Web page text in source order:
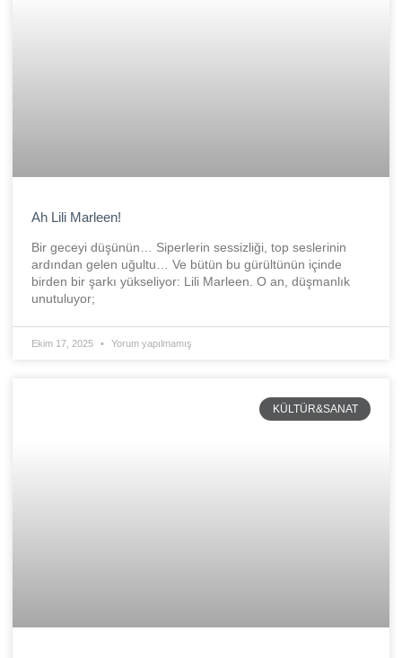
Ah Lili Marleen!
Bir geceyi düşünün… Siperlerin sessizliği, top seslerinin
ardından gelen uğultu… Ve bütün bu gürültünün içinde
birden bir şarkı yükseliyor: Lili Marleen. O an, düşmanlık
unutuluyor;
Ekim 17, 2025 Yorum yapılmamış
KÜLTÜR&SANAT